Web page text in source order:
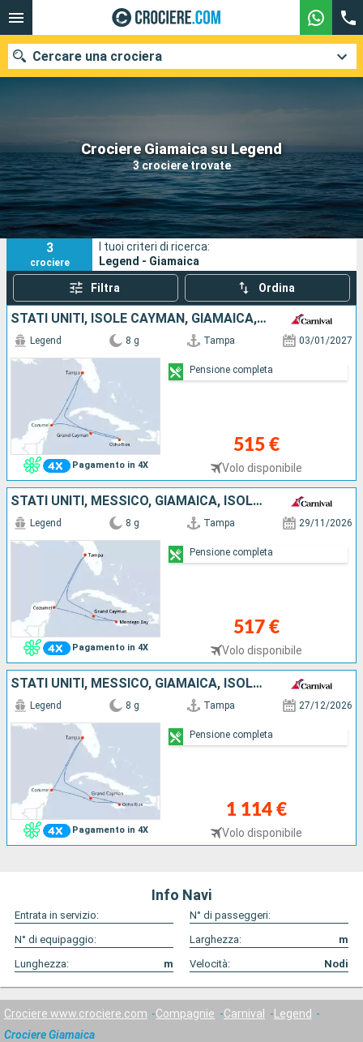
Crociere Giamaica su Legend
3 crociere trovate
Cercare una crociera
Le nostre destinazioni
Mesi di partenza
Porti Compagnie
Ricerca
3
crociere
I tuoi criteri di ricerca:
Legend - Giamaica
Filtra Ordina
STATI UNITI, ISOLE CAYMAN, GIAMAICA, MESSICO
Pagamento in 4X
Legend 8 g Tampa 03/01/2027
515 €
Volo disponibile
Pensione completa
STATI UNITI, MESSICO, GIAMAICA, ISOLE CAYMAN
Pagamento in 4X
Legend 8 g Tampa 29/11/2026
517 €
Volo disponibile
Pensione completa
STATI UNITI, MESSICO, GIAMAICA, ISOLE CAYMAN
Pagamento in 4X
Legend 8 g Tampa 27/12/2026
1 114 €
Volo disponibile
Pensione completa
Info Navi
Entrata in servizio:
N° di passeggeri:
N° di equipaggio:
Larghezza:
m
Lunghezza:
m Velocità: Nodi
Crociere www.crociere.com Compagnie Carnival
Legend
Crociere Giamaica